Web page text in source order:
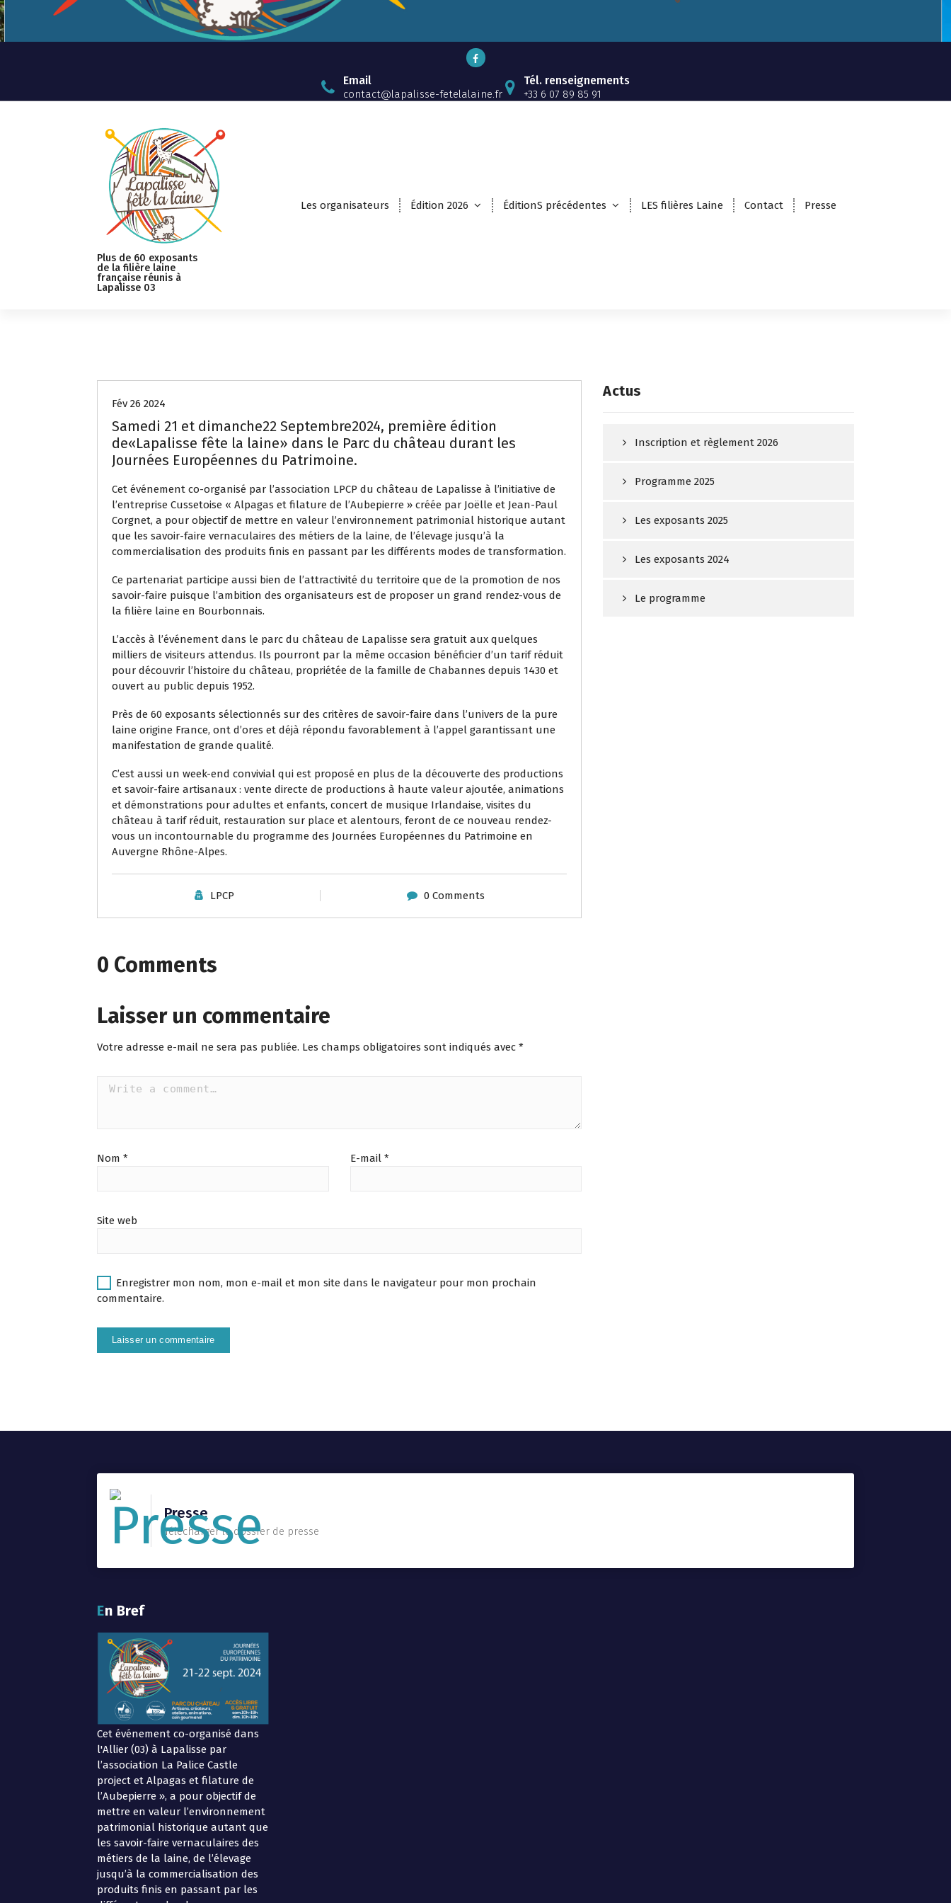
Email
contact@lapalisse-fetelalaine.fr
Tél. renseignements
+33 6 07 89 85 91
Plus de 60 exposants
de la filière laine
française réunis à
Lapalisse 03
Les organisateurs Édition 2026 ÉditionS précédentes LES filières Laine Contact Presse
Fév 26 2024
Samedi 21 et dimanche22 Septembre2024, première édition
de«Lapalisse fête la laine» dans le Parc du château durant les
Journées Européennes du Patrimoine.
Cet événement co-organisé par l’association LPCP du château de Lapalisse à l’initiative de
l’entreprise Cussetoise « Alpagas et filature de l’Aubepierre » créée par Joëlle et Jean-Paul
Corgnet, a pour objectif de mettre en valeur l’environnement patrimonial historique autant
que les savoir-faire vernaculaires des métiers de la laine, de l’élevage jusqu’à la
commercialisation des produits finis en passant par les différents modes de transformation.
Ce partenariat participe aussi bien de l’attractivité du territoire que de la promotion de nos
savoir-faire puisque l’ambition des organisateurs est de proposer un grand rendez-vous de
la filière laine en Bourbonnais.
L’accès à l’événement dans le parc du château de Lapalisse sera gratuit aux quelques
milliers de visiteurs attendus. Ils pourront par la même occasion bénéficier d’un tarif réduit
pour découvrir l’histoire du château, propriétée de la famille de Chabannes depuis 1430 et
ouvert au public depuis 1952.
Près de 60 exposants sélectionnés sur des critères de savoir-faire dans l’univers de la pure
laine origine France, ont d’ores et déjà répondu favorablement à l’appel garantissant une
manifestation de grande qualité.
C’est aussi un week-end convivial qui est proposé en plus de la découverte des productions
et savoir-faire artisanaux : vente directe de productions à haute valeur ajoutée, animations
et démonstrations pour adultes et enfants, concert de musique Irlandaise, visites du
château à tarif réduit, restauration sur place et alentours, feront de ce nouveau rendez-
vous un incontournable du programme des Journées Européennes du Patrimoine en
Auvergne Rhône-Alpes.
LPCP 0 Comments
0 Comments
Laisser un commentaire
Votre adresse e-mail ne sera pas publiée. Les champs obligatoires sont indiqués avec *
Nom * E-mail *
Site web
Enregistrer mon nom, mon e-mail et mon site dans le navigateur pour mon prochain
commentaire.
Actus
Inscription et règlement 2026
Programme 2025
Les exposants 2025
Les exposants 2024
Le programme
Presse
Télécharger le dossier de presse
En Bref
Cet événement co-organisé dans
l'Allier (03) à Lapalisse par
l’association La Palice Castle
project et Alpagas et filature de
l’Aubepierre », a pour objectif de
mettre en valeur l’environnement
patrimonial historique autant que
les savoir-faire vernaculaires des
métiers de la laine, de l’élevage
jusqu’à la commercialisation des
produits finis en passant par les